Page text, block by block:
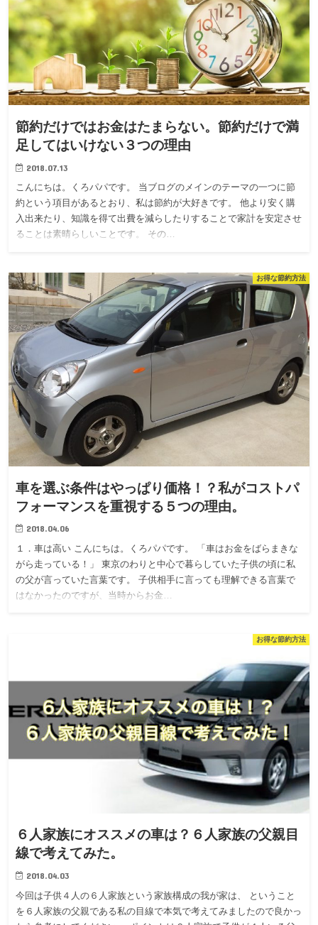
節約だけではお金はたまらない。節約だけで満
足してはいけない３つの理由
2018.07.13
こんにちは。くろパパです。 当ブログのメインのテーマの一つに節
約という項目があるとおり、私は節約が大好きです。 他より安く購
入出来たり、知識を得て出費を減らしたりすることで家計を安定させ
ることは素晴らしいことです。 その…
お得な節約方法
車を選ぶ条件はやっぱり価格！？私がコストパ
フォーマンスを重視する５つの理由。
2018.04.06
１．車は高い こんにちは。くろパパです。 「車はお金をばらまきな
がら走っている！」 東京のわりと中心で暮らしていた子供の頃に私
の父が言っていた言葉です。 子供相手に言っても理解できる言葉で
はなかったのですが、当時からお金…
お得な節約方法
６人家族にオススメの車は？６人家族の父親目
線で考えてみた。
2018.04.03
今回は子供４人の６人家族という家族構成の我が家は、 ということ
を６人家族の父親である私の目線で本気で考えてみましたので良かっ